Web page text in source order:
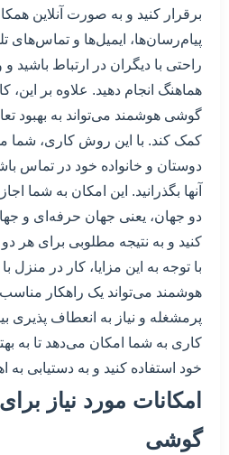
برقرار کنید و به صورت آنلاین
پیام‌رسان‌ها، ایمیل‌ها و تماس‌های
راحتی با دیگران در ارتباط
هماهنگ انجام دهید. علاوه بر این،
گوشی هوشمند می‌تواند به بهبود
کمک کند. با این روش کاری، شما
دوستان و خانواده خود در تماس
آنها بگذرانید. این امکان به شما
دو جهان، یعنی جهان حرفه‌ای و
کنید و به نتیجه مطلوبی برای هر
با توجه به این مزایا، کار در منزل
هوشمند می‌تواند یک راهکار مناسب
پرمشغله و نیاز به انعطاف پذیری
کاری به شما امکان می‌دهد تا به
خود استفاده کنید و به دستیابی
امکانات مورد نیاز
گوشی